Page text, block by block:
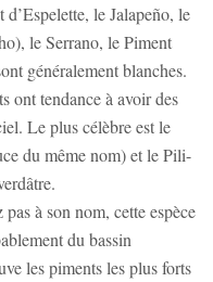
le Jalapeño, le
le Serrano, le Piment
généralement blanches.
ont tendance à avoir des
Le plus célèbre est le
du même nom) et le Pili-
à son nom, cette espèce
du bassin
les piments les plus forts